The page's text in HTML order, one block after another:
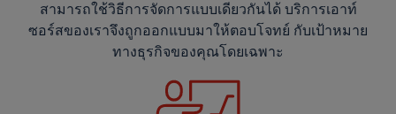
สามารถใช้วิธีการจัดการแบบเดียวกันได้ บริการเอาท์
ซอร์สของเราจึงถูกออกแบบมาให้ตอบโจทย์ กับเป้าหมาย
ทางธุรกิจของคุณโดยเฉพาะ